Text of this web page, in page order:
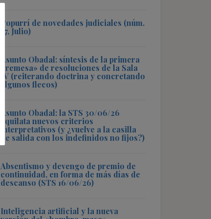
Popurrí de novedades judiciales (núm.
57, Julio)
Asunto Obadal: síntesis de la primera
«remesa» de resoluciones de la Sala
IV (reiterando doctrina y concretando
algunos flecos)
Asunto Obadal: la STS 30/06/26
aquilata nuevos criterios
interpretativos (y ¿vuelve a la casilla
de salida con los indefinidos no fijos?)
Absentismo y devengo de premio de
continuidad, en forma de más días de
descanso (STS 16/06/26)
Inteligencia artificial y la nueva